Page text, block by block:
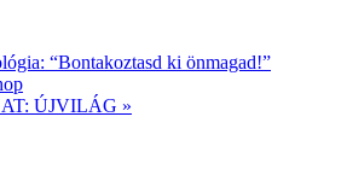
“Bontakoztasd ki önmagad!”
ÚJVILÁG »